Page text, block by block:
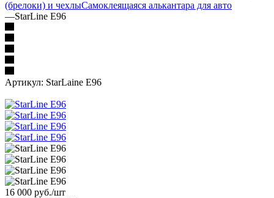
(брелоки) и чехлыСамоклеящаяся алькантара для авто
—StarLine E96
Артикул: StarLaine E96
16 000 руб./шт